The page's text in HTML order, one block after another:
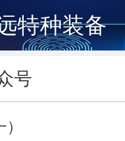
特种装备
号